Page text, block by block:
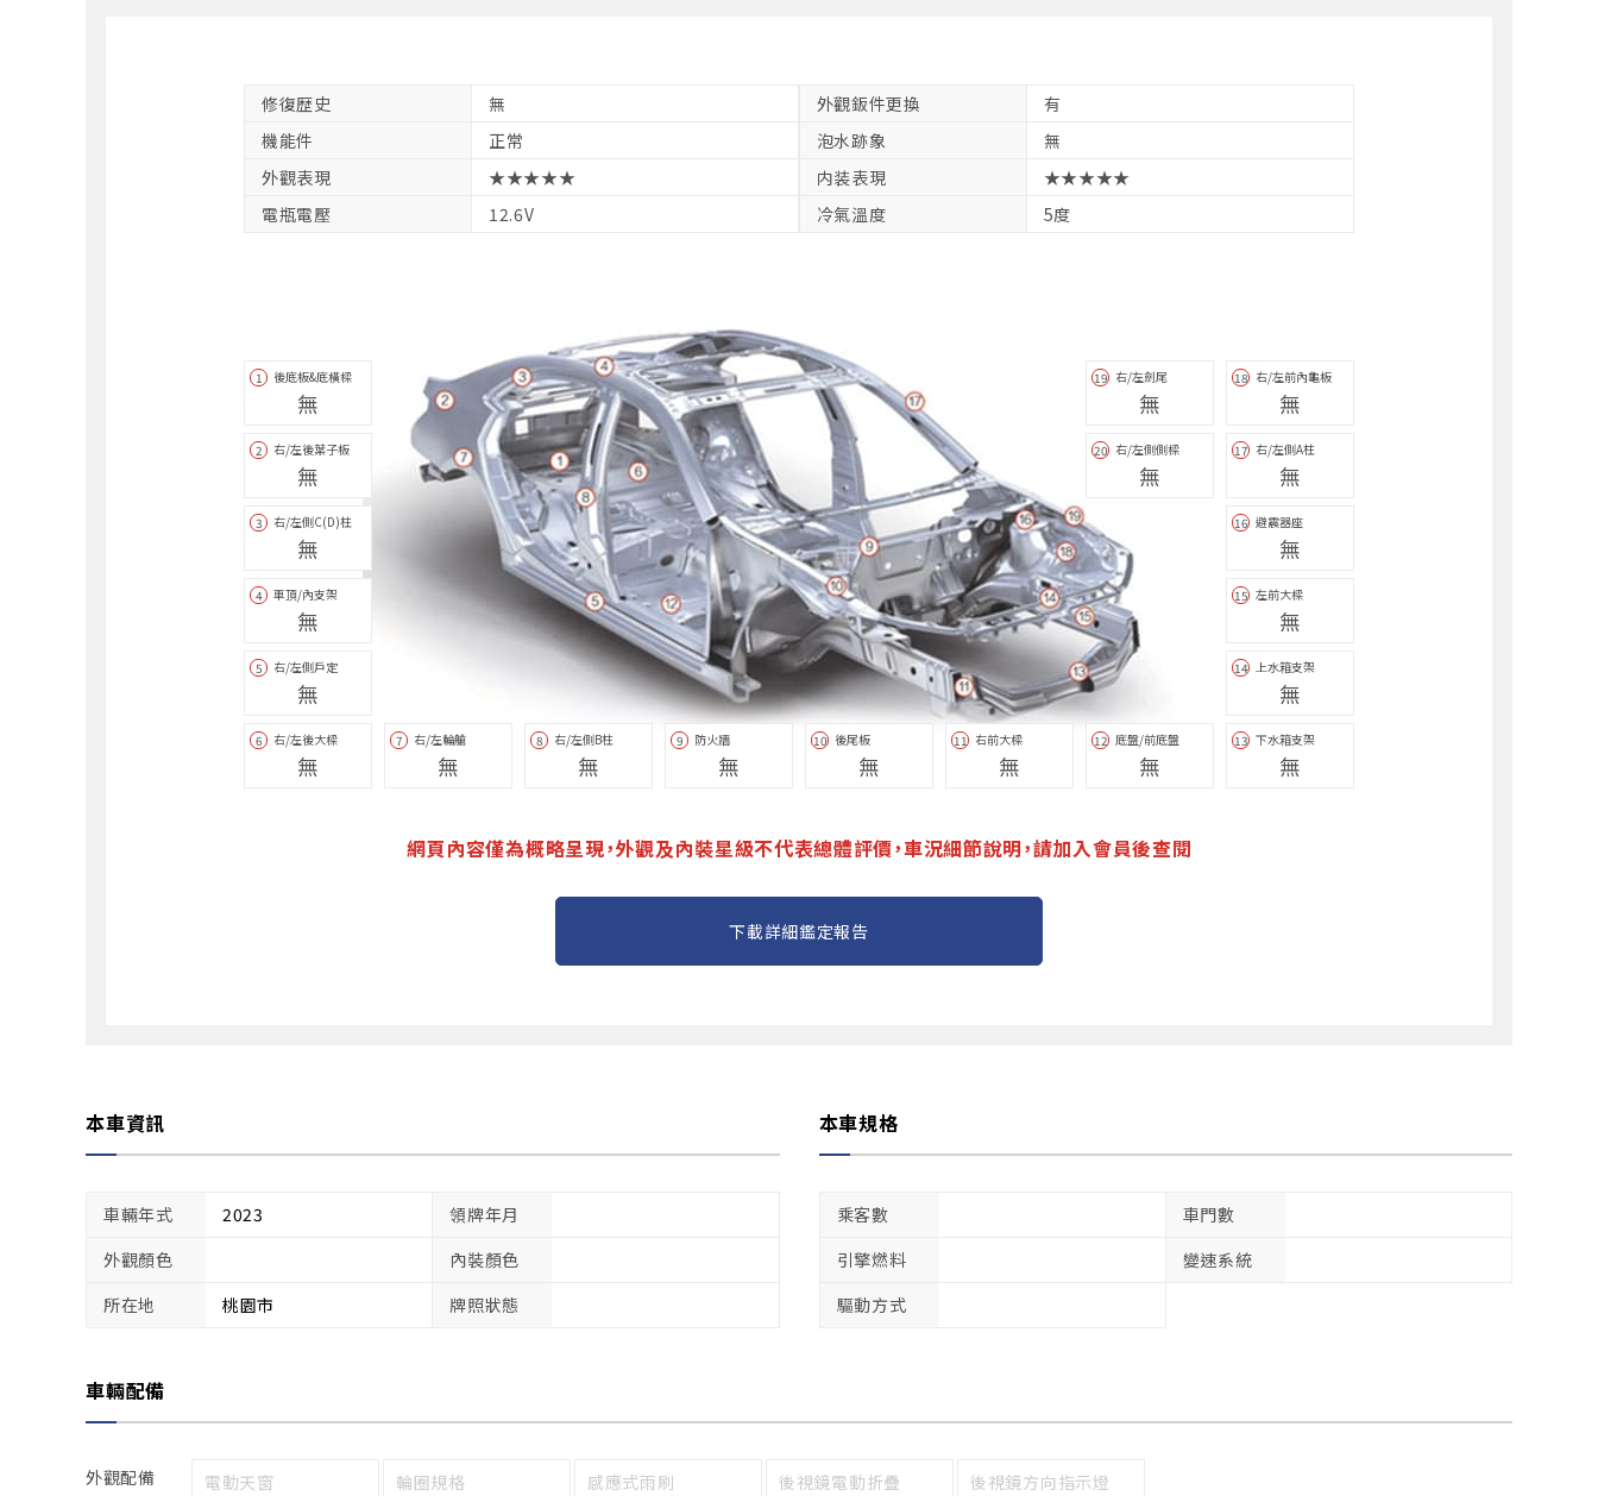
修復歴史 無 外觀鈑件更換
有
機能件
正常 泡水跡象
無
外觀表現
★★★★★ 内装表現
★★★★★
電瓶電壓
12.6V 冷氣溫度 5度
1 後底板&底橫樑
無
2 右/左後葉子板
無
3 右/左側C(D)柱
無
4 車頂/內支架
無
5 右/左側戶定
無
6 右/左後大樑
無
7 右/左輪艙
無
8 右/左側B柱
無
9 防火牆
無
10 後尾板
無
11 右前大樑
無
12 底盤/前底盤
無
13 下水箱支架
無
14 上水箱支架
無
15 左前大樑
無
16 避震器座
無
17 右/左側A柱
無
18 右/左前內龜板
無
19 右/左劍尾
無
20 右/左側側樑
無
網頁內容僅為概略呈現，外觀及內裝星級不代表總體評價，車況細節說明，請加入會員後查閱
下載詳細鑑定報告
本車資訊
車輛年式 2023
領牌年月
外觀顏色
內裝顏色
所在地
桃園市 牌照狀態
本車規格
乘客數
車門數
引擎燃料
變速系統
驅動方式
車輛配備
外觀配備 電動天窗 輪圈規格 感應式雨刷 後視鏡電動折疊 後視鏡方向指示燈